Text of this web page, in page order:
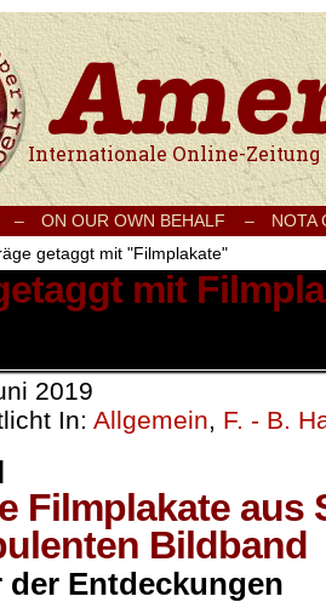
Internationale Onlinezeitung für Frieden,
– ON OUR OWN BEHALF –
NOTA
getaggt mit "Filmplakate"
mit
2019
In: Allgemein, F. - B.
Filmplakate aus
Bildband
der Entdeckungen